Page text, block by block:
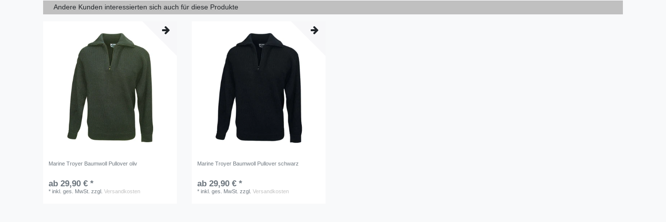
Andere Kunden interessierten sich auch für diese Produkte
Marine Troyer Baumwoll Pullover oliv
ab 29,90 € *
*inkl. ges. MwSt. zzgl.Versandkosten
Marine Troyer Baumwoll Pullover schwarz
ab 29,90 € *
*inkl. ges. MwSt. zzgl.Versandkosten